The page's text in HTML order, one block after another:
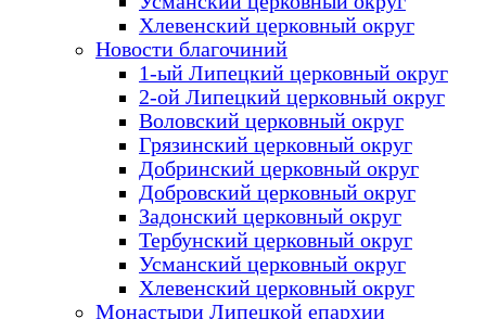
Хлевенский церковный округ
Новости благочиний
1-ый Липецкий церковный округ
2-ой Липецкий церковный округ
Воловский церковный округ
Грязинский церковный округ
Добринский церковный округ
Добровский церковный округ
Задонский церковный округ
Тербунский церковный округ
Усманский церковный округ
Хлевенский церковный округ
Монастыри Липецкой епархии